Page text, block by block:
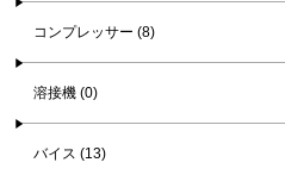
コンプレッサー (8)
溶接機 (0)
バイス (13)